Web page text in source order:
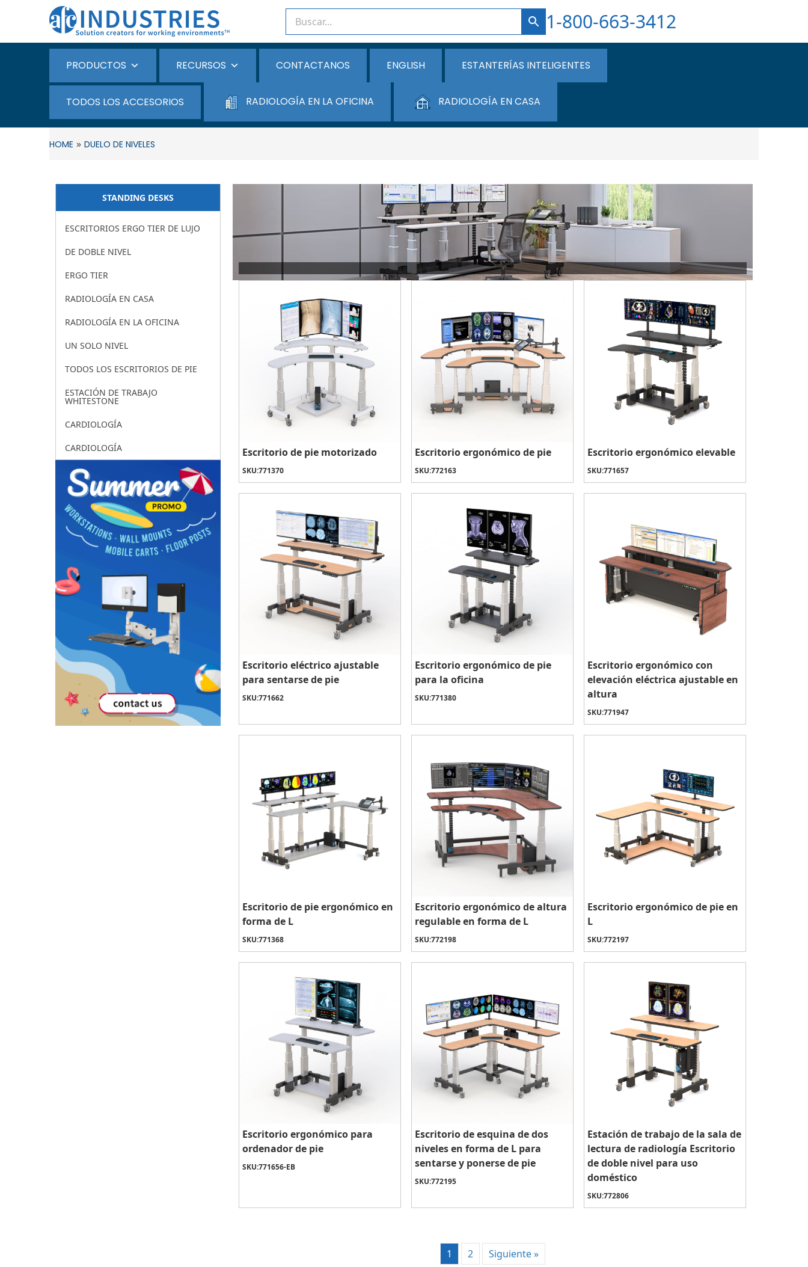
1-800-663-3412
PRODUCTOS RECURSOS CONTACTANOS ENGLISH ESTANTERÍAS INTELIGENTES
TODOS LOS ACCESORIOS RADIOLOGÍA EN LA OFICINA RADIOLOGÍA EN CASA
HOME » DUELO DE NIVELES
STANDING DESKS​
ESCRITORIOS ERGO TIER DE LUJO
DE DOBLE NIVEL
ERGO TIER
RADIOLOGÍA EN CASA
RADIOLOGÍA EN LA OFICINA
UN SOLO NIVEL
TODOS LOS ESCRITORIOS DE PIE
ESTACIÓN DE TRABAJO
WHITESTONE
CARDIOLOGÍA
CARDIOLOGÍA Escritorio de pie motorizado
SKU:771370
Escritorio ergonómico de pie
SKU:772163
Escritorio ergonómico elevable
SKU:771657
Escritorio eléctrico ajustable
para sentarse de pie
SKU:771662
Escritorio ergonómico de pie
para la oficina
SKU:771380
Escritorio ergonómico con
elevación eléctrica ajustable en
altura
SKU:771947
Escritorio de pie ergonómico en
forma de L
SKU:771368
Escritorio ergonómico de altura
regulable en forma de L
SKU:772198
Escritorio ergonómico de pie en
L
SKU:772197
Escritorio ergonómico para
ordenador de pie
SKU:771656-EB
Escritorio de esquina de dos
niveles en forma de L para
sentarse y ponerse de pie
SKU:772195
Estación de trabajo de la sala de
lectura de radiología Escritorio
de doble nivel para uso
doméstico
SKU:772806
1 2 Siguiente »